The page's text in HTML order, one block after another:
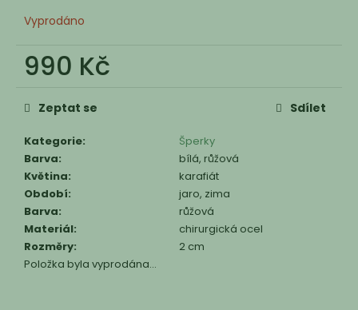
Vyprodáno
990 Kč
cena:
Kategorie:
Šperky
Barva:
bílá, růžová
Květina:
karafiát
Období:
jaro, zima
Barva:
růžová
Materiál:
chirurgická ocel
Rozměry:
2 cm
Položka byla vyprodána…
Zeptat se Sdílet